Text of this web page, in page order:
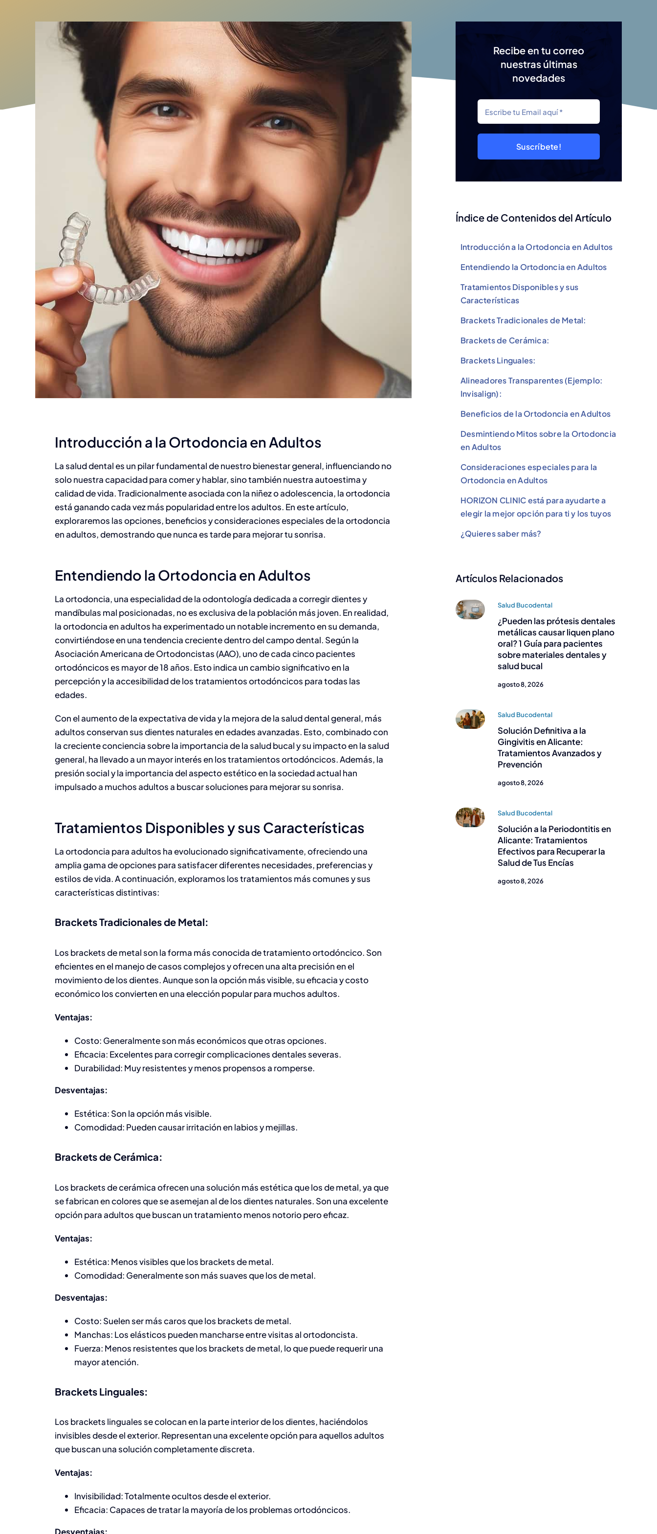
Introducción a la Ortodoncia en Adultos
La salud dental es un pilar fundamental de nuestro bienestar general, influenciando no
solo nuestra capacidad para comer y hablar, sino también nuestra autoestima y
calidad de vida. Tradicionalmente asociada con la niñez o adolescencia, la ortodoncia
está ganando cada vez más popularidad entre los adultos. En este artículo,
exploraremos las opciones, beneficios y consideraciones especiales de la ortodoncia
en adultos, demostrando que nunca es tarde para mejorar tu sonrisa.
Entendiendo la Ortodoncia en Adultos
La ortodoncia, una especialidad de la odontología dedicada a corregir dientes y
mandíbulas mal posicionadas, no es exclusiva de la población más joven. En realidad,
la ortodoncia en adultos ha experimentado un notable incremento en su demanda,
convirtiéndose en una tendencia creciente dentro del campo dental. Según la
Asociación Americana de Ortodoncistas (AAO), uno de cada cinco pacientes
ortodóncicos es mayor de 18 años. Esto indica un cambio significativo en la
percepción y la accesibilidad de los tratamientos ortodóncicos para todas las
edades.
Con el aumento de la expectativa de vida y la mejora de la salud dental general, más
adultos conservan sus dientes naturales en edades avanzadas. Esto, combinado con
la creciente conciencia sobre la importancia de la salud bucal y su impacto en la salud
general, ha llevado a un mayor interés en los tratamientos ortodóncicos. Además, la
presión social y la importancia del aspecto estético en la sociedad actual han
impulsado a muchos adultos a buscar soluciones para mejorar su sonrisa.
Tratamientos Disponibles y sus Características
La ortodoncia para adultos ha evolucionado significativamente, ofreciendo una
amplia gama de opciones para satisfacer diferentes necesidades, preferencias y
estilos de vida. A continuación, exploramos los tratamientos más comunes y sus
características distintivas:
Brackets Tradicionales de Metal:
Los brackets de metal son la forma más conocida de tratamiento ortodóncico. Son
eficientes en el manejo de casos complejos y ofrecen una alta precisión en el
movimiento de los dientes. Aunque son la opción más visible, su eficacia y costo
económico los convierten en una elección popular para muchos adultos.
Ventajas:
Costo: Generalmente son más económicos que otras opciones.
Eficacia: Excelentes para corregir complicaciones dentales severas.
Durabilidad: Muy resistentes y menos propensos a romperse.
Desventajas:
Estética: Son la opción más visible.
Comodidad: Pueden causar irritación en labios y mejillas.
Brackets de Cerámica:
Los brackets de cerámica ofrecen una solución más estética que los de metal, ya que
se fabrican en colores que se asemejan al de los dientes naturales. Son una excelente
opción para adultos que buscan un tratamiento menos notorio pero eficaz.
Ventajas:
Estética: Menos visibles que los brackets de metal.
Comodidad: Generalmente son más suaves que los de metal.
Desventajas:
Costo: Suelen ser más caros que los brackets de metal.
Manchas: Los elásticos pueden mancharse entre visitas al ortodoncista.
Fuerza: Menos resistentes que los brackets de metal, lo que puede requerir una
mayor atención.
Brackets Linguales:
Los brackets linguales se colocan en la parte interior de los dientes, haciéndolos
invisibles desde el exterior. Representan una excelente opción para aquellos adultos
que buscan una solución completamente discreta.
Ventajas:
Invisibilidad: Totalmente ocultos desde el exterior.
Eficacia: Capaces de tratar la mayoría de los problemas ortodóncicos.
Desventajas:
Recibe en tu correo
nuestras últimas
novedades
Suscríbete!
Índice de Contenidos del Artículo
Introducción a la Ortodoncia en Adultos
Entendiendo la Ortodoncia en Adultos
Tratamientos Disponibles y sus
Características
Brackets Tradicionales de Metal:
Brackets de Cerámica:
Brackets Linguales:
Alineadores Transparentes (Ejemplo:
Invisalign):
Beneficios de la Ortodoncia en Adultos
Desmintiendo Mitos sobre la Ortodoncia
en Adultos
Consideraciones especiales para la
Ortodoncia en Adultos
HORIZON CLINIC está para ayudarte a
elegir la mejor opción para ti y los tuyos
¿Quieres saber más?
Artículos Relacionados
Salud Bucodental
¿Pueden las prótesis dentales
metálicas causar liquen plano
oral? 1 Guía para pacientes
sobre materiales dentales y
salud bucal
agosto 8, 2026
Salud Bucodental
Solución Definitiva a la
Gingivitis en Alicante:
Tratamientos Avanzados y
Prevención
agosto 8, 2026
Salud Bucodental
Solución a la Periodontitis en
Alicante: Tratamientos
Efectivos para Recuperar la
Salud de Tus Encías
agosto 8, 2026